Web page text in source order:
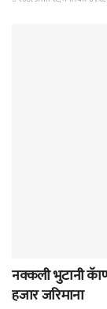
नक्कली भुटानी
हजार जरिमाना